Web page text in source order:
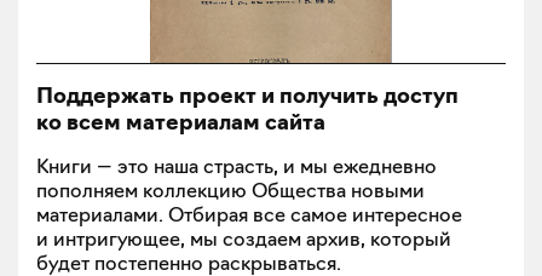
Поддержать проект и получить доступ
ко всем материалам сайта
Книги — это наша страсть, и мы ежедневно
пополняем коллекцию Общества новыми
материалами. Отбирая все самое интересное
и интригующее, мы создаем архив, который
будет постепенно раскрываться.